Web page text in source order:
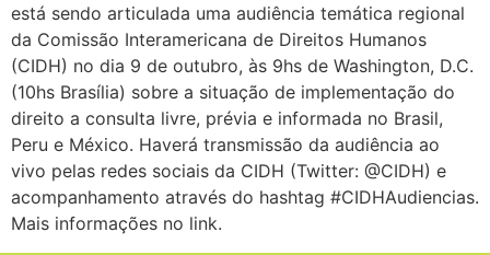
está sendo articulada uma audiência temática regional
da Comissão Interamericana de Direitos Humanos
(CIDH) no dia 9 de outubro, às 9hs de Washington, D.C.
(10hs Brasília) sobre a situação de implementação do
direito a consulta livre, prévia e informada no Brasil,
Peru e México. Haverá transmissão da audiência ao
vivo pelas redes sociais da CIDH (Twitter: @CIDH) e
acompanhamento através do hashtag #CIDHAudiencias.
Mais informações no link.